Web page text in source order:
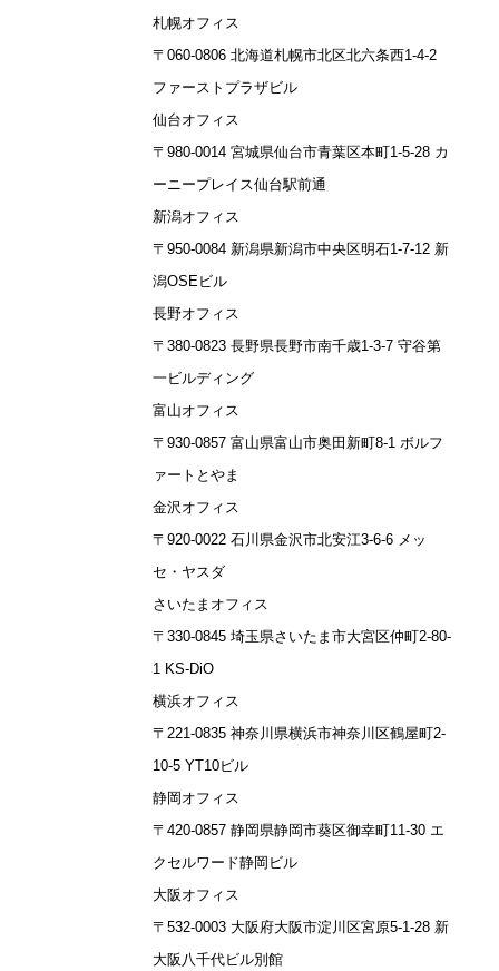
札幌オフィス
〒060-0806 北海道札幌市北区北六条西1-4-2
ファーストプラザビル
仙台オフィス
〒980-0014 宮城県仙台市青葉区本町1-5-28 カ
ーニープレイス仙台駅前通
新潟オフィス
〒950-0084 新潟県新潟市中央区明石1-7-12 新
潟OSEビル
長野オフィス
〒380-0823 長野県長野市南千歳1-3-7 守谷第
一ビルディング
富山オフィス
〒930-0857 富山県富山市奥田新町8-1 ボルフ
ァートとやま
金沢オフィス
〒920-0022 石川県金沢市北安江3-6-6 メッ
セ・ヤスダ
さいたまオフィス
〒330-0845 埼玉県さいたま市大宮区仲町2-80-
1 KS-DiO
横浜オフィス
〒221-0835 神奈川県横浜市神奈川区鶴屋町2-
10-5 YT10ビル
静岡オフィス
〒420-0857 静岡県静岡市葵区御幸町11-30 エ
クセルワード静岡ビル
大阪オフィス
〒532-0003 大阪府大阪市淀川区宮原5-1-28 新
大阪八千代ビル別館